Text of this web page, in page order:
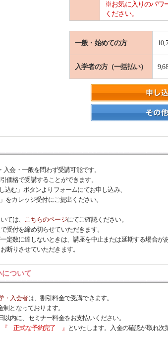
※お気に入りのパワ
ください。
一般・始めての方
入学者の方（一括払い）
会・一般を問わず受講可能です。
価格で受講することができます。
込む」ボタンよりフォームにてお申し込み、
」をカレッジ受付にご提出ください。
ては、 こちらのページにてご確認ください。
受付を締め切らせていただきます。
定数に達しないときは、講座を中止または延期する場合があ
断りさせていただきます。
ついて
・入会者は、割引料金で受講できます。
となっております。
内に、セミナー料金をお支払いください。
『 正式な予約完了 』 といたします。入金の確認が取れ